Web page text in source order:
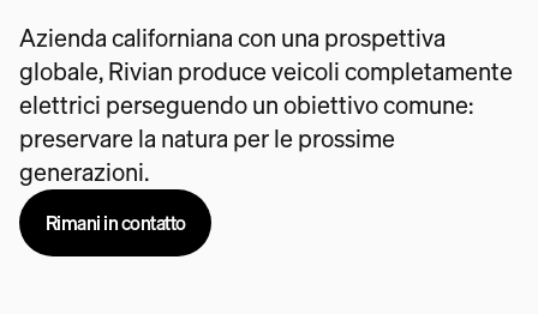
Azienda californiana con una prospettiva
globale, Rivian produce veicoli completamente
elettrici perseguendo un obiettivo comune:
preservare la natura per le prossime
generazioni.
Rimani in contatto